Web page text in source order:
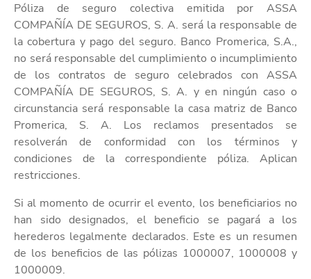
Póliza de seguro colectiva emitida por ASSA
COMPAÑÍA DE SEGUROS, S. A. será la responsable de
la cobertura y pago del seguro. Banco Promerica, S.A.,
no será responsable del cumplimiento o incumplimiento
de los contratos de seguro celebrados con ASSA
COMPAÑÍA DE SEGUROS, S. A. y en ningún caso o
circunstancia será responsable la casa matriz de Banco
Promerica, S. A. Los reclamos presentados se
resolverán de conformidad con los términos y
condiciones de la correspondiente póliza. Aplican
restricciones.
Si al momento de ocurrir el evento, los beneficiarios no
han sido designados, el beneficio se pagará a los
herederos legalmente declarados. Este es un resumen
de los beneficios de las pólizas 1000007, 1000008 y
1000009.